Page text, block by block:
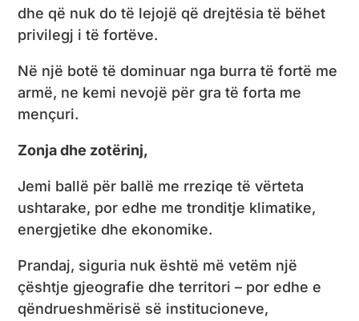
dhe që nuk do të lejojë që drejtësia të bëhet
privilegj i të fortëve.
Në një botë të dominuar nga burra të fortë me
armë, ne kemi nevojë për gra të forta me
mençuri.
Zonja dhe zotërinj,
Jemi ballë për ballë me rreziqe të vërteta
ushtarake, por edhe me tronditje klimatike,
energjetike dhe ekonomike.
Prandaj, siguria nuk është më vetëm një
çështje gjeografie dhe territori – por edhe e
qëndrueshmërisë së institucioneve,